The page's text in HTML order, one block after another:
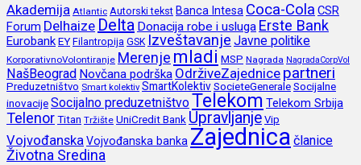
Akademija Atlantic Autorski tekst Banca Intesa Coca-Cola CSR
Forum Delhaize Delta Donacija robe i usluga Erste Bank
EurobankEY Filantropija GSK Izveštavanje Javne politike
KorporativnoVolontiranje Merenje mladi MSP Nagrada NagradaCorpVol
NašBeograd Novčana podrška OdrživeZajednice partneri
Preduzetništvo Smart kolektiv SmartKolektivSocieteGeneraleSocijalne
inovacijeSocijalno preduzetništvoTelekom Telekom Srbija
TelenorTitan Tržište UniCredit Bank Upravljanje Vip
VojvođanskaVojvođanska banka Zajednica članice
Životna Sredina